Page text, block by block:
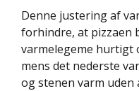
Denne justering af
forhindre, at pizzaen
varmelegeme hurtigt
mens det nederste
og stenen varm